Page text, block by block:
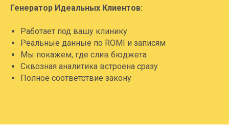
Генератор Идеальных Клиентов:
Работает под вашу клинику
Реальные данные по ROMI и записям
Мы покажем, где слив бюджета
Сквозная аналитика встроена сразу
Полное соответствие закону